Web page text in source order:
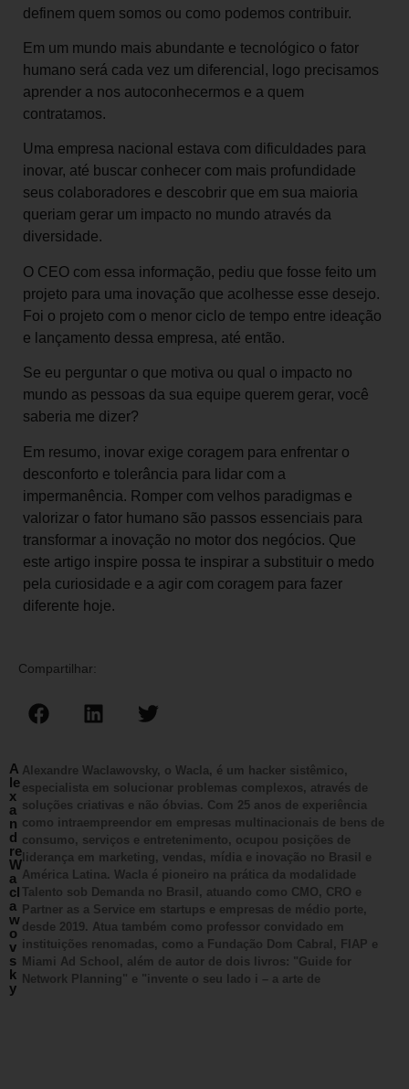
definem quem somos ou como podemos contribuir.
Em um mundo mais abundante e tecnológico o fator
humano será cada vez um diferencial, logo precisamos
aprender a nos autoconhecermos e a quem
contratamos.
Uma empresa nacional estava com dificuldades para
inovar, até buscar conhecer com mais profundidade
seus colaboradores e descobrir que em sua maioria
queriam gerar um impacto no mundo através da
diversidade.
O CEO com essa informação, pediu que fosse feito um
projeto para uma inovação que acolhesse esse desejo.
Foi o projeto com o menor ciclo de tempo entre ideação
e lançamento dessa empresa, até então.
Se eu perguntar o que motiva ou qual o impacto no
mundo as pessoas da sua equipe querem gerar, você
saberia me dizer?
Em resumo, inovar exige coragem para enfrentar o
desconforto e tolerância para lidar com a
impermanência. Romper com velhos paradigmas e
valorizar o fator humano são passos essenciais para
transformar a inovação no motor dos negócios. Que
este artigo inspire possa te inspirar a substituir o medo
pela curiosidade e a agir com coragem para fazer
diferente hoje.
Compartilhar:
A
le
x
a
n
d
re
W
a
cl
a
w
o
v
s
k
y
Alexandre Waclawovsky, o Wacla, é um hacker sistêmico,
especialista em solucionar problemas complexos, através de
soluções criativas e não óbvias. Com 25 anos de experiência
como intraempreendor em empresas multinacionais de bens de
consumo, serviços e entretenimento, ocupou posições de
liderança em marketing, vendas, mídia e inovação no Brasil e
América Latina. Wacla é pioneiro na prática da modalidade
Talento sob Demanda no Brasil, atuando como CMO, CRO e
Partner as a Service em startups e empresas de médio porte,
desde 2019. Atua também como professor convidado em
instituições renomadas, como a Fundação Dom Cabral, FIAP e
Miami Ad School, além de autor de dois livros: "Guide for
Network Planning" e "invente o seu lado i – a arte de